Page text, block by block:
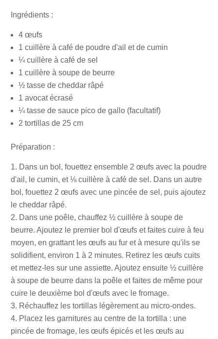
Ingrédients :
4 œufs
1 cuillère à café de poudre d'ail et de cumin
¼ cuillère à café de sel
1 cuillère à soupe de beurre
½ tasse de cheddar râpé
1 avocat écrasé
¼ tasse de sauce pico de gallo (facultatif)
2 tortillas de 25 cm
Préparation :
Dans un bol, fouettez ensemble 2 œufs avec la poudre
d'ail, le cumin, et ⅛ cuillère à café de sel. Dans un autre
bol, fouettez 2 œufs avec une pincée de sel, puis ajoutez
le cheddar râpé.
Dans une poêle, chauffez ½ cuillère à soupe de
beurre. Ajoutez le premier bol d'œufs et faites cuire à feu
moyen, en grattant les œufs au fur et à mesure qu'ils se
solidifient, environ 1 à 2 minutes. Retirez les œufs cuits
et mettez-les sur une assiette. Ajoutez ensuite ½ cuillère
à soupe de beurre dans la poêle et faites de même pour
cuire le deuxième bol d'œufs avec le fromage.
Réchauffez les tortillas légèrement au micro-ondes.
Placez les garnitures au centre de la tortilla : une
pincée de fromage, les œufs épicés et les œufs au